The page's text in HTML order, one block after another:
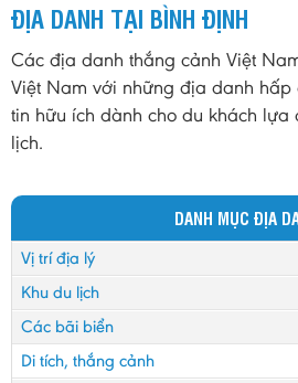
ĐỊA DANH TẠI BÌNH ĐỊNH
Các địa danh thắng cảnh Việt
Việt Nam với những địa danh hấp
tin hữu ích dành cho du khách lựa
lịch.
DANH MỤC ĐỊA
Vị trí địa lý
Khu du lịch
Các bãi biển
Di tích, thắng cảnh